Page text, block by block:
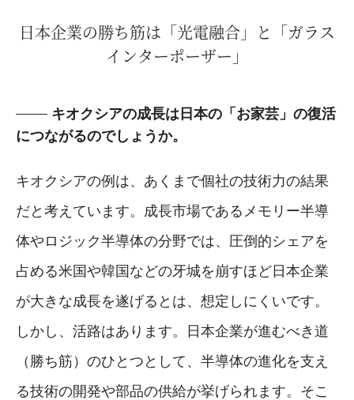
日本企業の勝ち筋は「光電融合」と「ガラス
インターポーザー」
キオクシアの成長は日本の「お家芸」の復活
につながるのでしょうか。
キオクシアの例は、あくまで個社の技術力の結果
だと考えています。成長市場であるメモリー半導
体やロジック半導体の分野では、圧倒的シェアを
占める米国や韓国などの牙城を崩すほど日本企業
が大きな成長を遂げるとは、想定しにくいです。
しかし、活路はあります。日本企業が進むべき道
（勝ち筋）のひとつとして、半導体の進化を支え
る技術の開発や部品の供給が挙げられます。そこ